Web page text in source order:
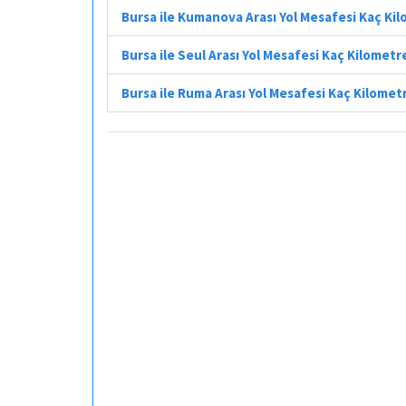
Bursa ile Kumanova Arası Yol Mesafesi Kaç
Bursa ile Seul Arası Yol Mesafesi Kaç
Bursa ile Ruma Arası Yol Mesafesi Kaç